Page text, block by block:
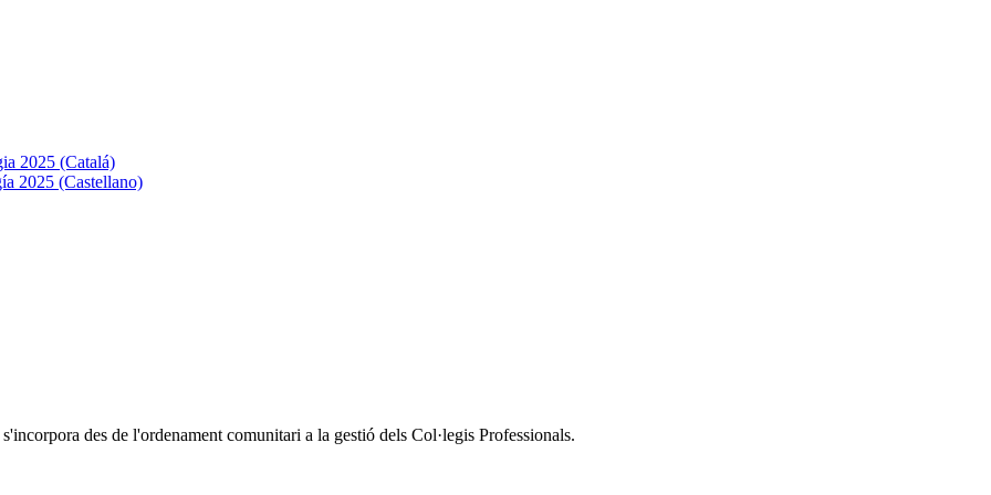
2025 (Catalá)
2025 (Castellano)
des de l'ordenament comunitari a la gestió dels Col·legis Professionals.